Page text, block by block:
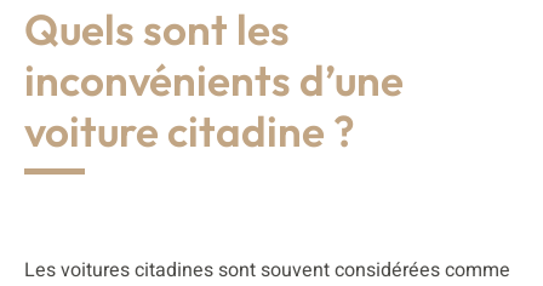
Quels sont les
inconvénients d’une
voiture citadine ?
Les voitures citadines sont souvent considérées comme